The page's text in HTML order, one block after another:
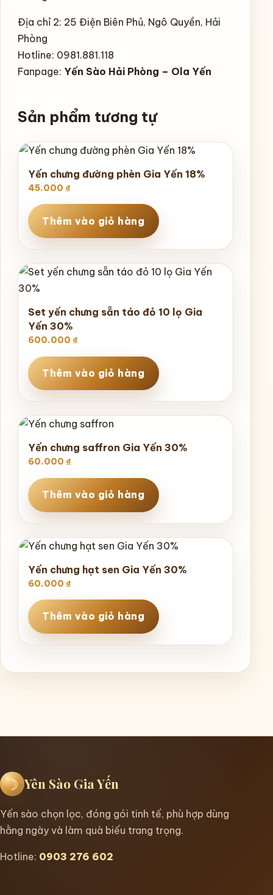
Địa chỉ 2: 25 Điện Biên Phủ, Ngô Quyền, Hải
Phòng
Hotline: 0981.881.118
Fanpage: Yến Sào Hải Phòng – Ola Yến
Sản phẩm tương tự
Yến chưng đường phèn Gia Yến 18%
45.000 ₫
Thêm vào giỏ hàng
Set yến chưng sẵn táo đỏ 10 lọ Gia
Yến 30%
600.000 ₫
Thêm vào giỏ hàng
Yến chưng saffron Gia Yến 30%
60.000 ₫
Thêm vào giỏ hàng
Yến chưng hạt sen Gia Yến 30%
60.000 ₫
Thêm vào giỏ hàng
☽ Yên Sào Gia Yến
Yến sào chọn lọc, đóng gói tinh tế, phù hợp dùng
hằng ngày và làm quà biếu trang trọng.
Hotline: 0903 276 602